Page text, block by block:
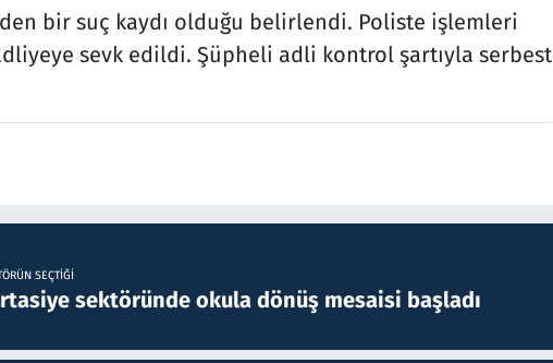
bir suç kaydı olduğu belirlendi. Poliste işlemleri
sevk edildi. Şüpheli adli kontrol şartıyla serbest
SEÇTIĞI
sektöründe okula dönüş mesaisi başladı